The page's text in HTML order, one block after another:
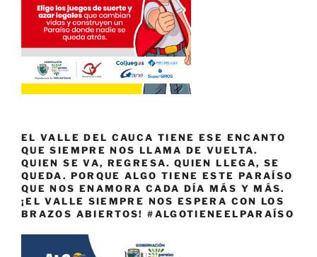
EL VALLE DEL CAUCA TIENE ESE ENCANTO
QUE SIEMPRE NOS LLAMA DE VUELTA.
QUIEN SE VA, REGRESA. QUIEN LLEGA, SE
QUEDA. PORQUE ALGO TIENE ESTE PARAÍSO
QUE NOS ENAMORA CADA DÍA MÁS Y MÁS.
¡EL VALLE SIEMPRE NOS ESPERA CON LOS
BRAZOS ABIERTOS! #ALGOTIENEELPARAÍSO